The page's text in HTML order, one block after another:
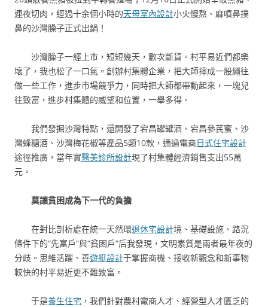
連夜切肉，經過十余個小時的天母室內設計小火慢熬、麻噴鼻撲
鼻的沙灣臊子正式出鍋！
沙灣臊子一經上市，短短幾天，數次斷貨。村平易近們都樂
壞了，我也松了一口氣。創辦村集體企業，把大師擰成一股繩往
做一些工作，進步市場競爭力，同時把大師都帶動起來，一塊兒
往致富，進步村集體的威望和位置，一舉多得。
我們發掘沙灣特點，還開發了宕昌罐罐酒、宕昌參芪蜜、沙
灣蜂糖酒、沙灣梅花椒等產品5類10款，通過電商日式住宅設計
途徑推廣，當年實醫美診所設計現了村集體經濟銷售支出55萬
元。
莫讓貧困成為下一代的負擔
在對比剖析處在統一天然環退休宅設計境、基礎設施、路況
條件下的“先富戶”與“貧困戶”后我發現，文明素質是兩者最年夜的
分歧。思維活躍、善遊艇設計于掌握商機、接收新觀念和新事物
較快的村平易近更不難致富。
于是養生住宅 ，我們針對農村電商人才、經營型人才匱乏的